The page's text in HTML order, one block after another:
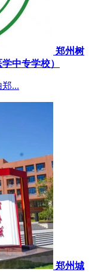
郑州树
中专学校）
...
郑州城